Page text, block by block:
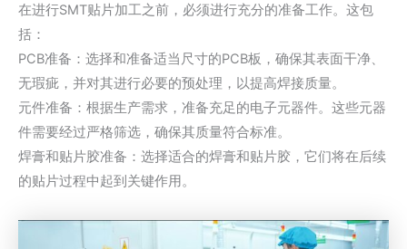
在进行SMT贴片加工之前，必须进行充分的准备工作。这包
括：
PCB准备：选择和准备适当尺寸的PCB板，确保其表面干净、
无瑕疵，并对其进行必要的预处理，以提高焊接质量。
元件准备：根据生产需求，准备充足的电子元器件。这些元器
件需要经过严格筛选，确保其质量符合标准。
焊膏和贴片胶准备：选择适合的焊膏和贴片胶，它们将在后续
的贴片过程中起到关键作用。